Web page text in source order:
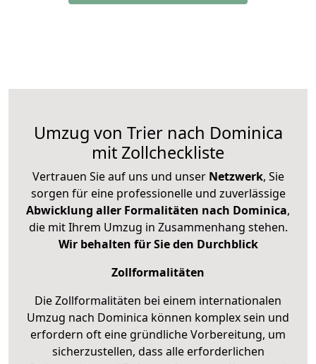
Umzug von Trier nach Dominica
mit Zollcheckliste
Vertrauen Sie auf uns und unser Netzwerk, Sie
sorgen für eine professionelle und zuverlässige
Abwicklung aller Formalitäten nach Dominica,
die mit Ihrem Umzug in Zusammenhang stehen.
Wir behalten für Sie den Durchblick
Zollformalitäten
Die Zollformalitäten bei einem internationalen
Umzug nach Dominica können komplex sein und
erfordern oft eine gründliche Vorbereitung, um
sicherzustellen, dass alle erforderlichen